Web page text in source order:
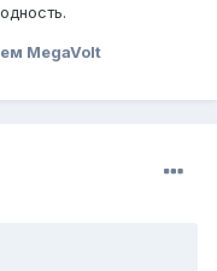
MegaVolt